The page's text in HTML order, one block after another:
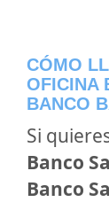
CÓMO
OFICINA
BANCO
Si
Banco
Banco